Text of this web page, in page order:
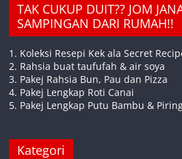
TAK CUKUP DUIT?? JOM
SAMPINGAN DARI RUMAH!!
1. Koleksi Resepi Kek ala Secret
2. Rahsia buat taufufah & air soya
3. Pakej Rahsia Bun, Pau dan Pizza
4. Pakej Lengkap Roti Canai
5. Pakej Lengkap Putu Bambu &
Kategori